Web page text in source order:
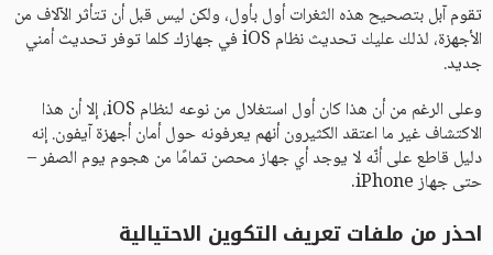
تقوم آبل بتصحيح هذه الثغرات أول بأول، ولكن ليس قبل أن تتأثر الآلاف من
الأجهزة، لذلك عليك تحديث نظام iOS في جهازك كلما توفر تحديث أمني
جديد.
وعلى الرغم من أن هذا كان أول استغلال من نوعه لنظام iOS، إلا أن هذا
الاكتشاف غير ما اعتقد الكثيرون أنهم يعرفونه حول أمان أجهزة آيفون. إنه
دليل قاطع على أنّه لا يوجد أي جهاز محصن تمامًا من هجوم يوم الصفر –
حتى جهاز iPhone.
احذر من ملفات تعريف التكوين الاحتيالية